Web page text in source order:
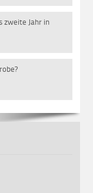
zweite Jahr in